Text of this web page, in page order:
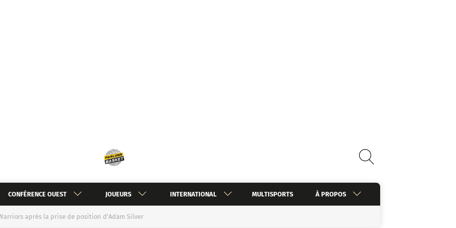
CONFÉRENCE OUEST JOUEURS INTERNATIONAL MULTISPORTS À PROPOS
après la prise de position d’Adam Silver